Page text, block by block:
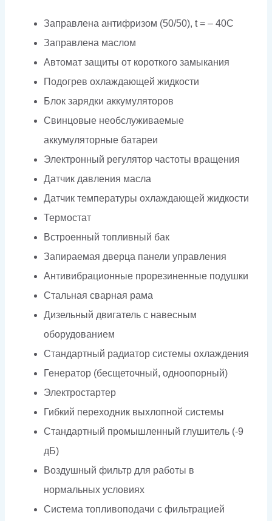
Заправлена антифризом (50/50), t = – 40C
Заправлена маслом
Автомат защиты от короткого замыкания
Подогрев охлаждающей жидкости
Блок зарядки аккумуляторов
Свинцовые необслуживаемые
аккумуляторные батареи
Электронный регулятор частоты вращения
Датчик давления масла
Датчик температуры охлаждающей жидкости
Термостат
Встроенный топливный бак
Запираемая дверца панели управления
Антивибрационные прорезиненные подушки
Стальная сварная рама
Дизельный двигатель с навесным
оборудованием
Стандартный радиатор системы охлаждения
Генератор (бесщеточный, одноопорный)
Электростартер
Гибкий переходник выхлопной системы
Стандартный промышленный глушитель (-9
дБ)
Воздушный фильтр для работы в
нормальных условиях
Система топливоподачи с фильтрацией